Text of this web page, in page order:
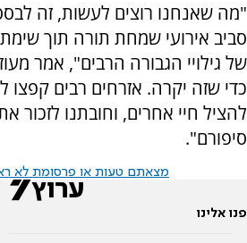
"מה שאנחנו רוצים לעשות, זה
סביב אירועי שמחת תורה תוך שימת
של גילויי הגבורה הרבים", אמר
כדי שזה יקרה. אזרחים רבים קפצו
להציל חיי אחרים, וחובתנו לזכור
סיפורם".
מצאתם טעות או פרסומת לא
פנו אלינו